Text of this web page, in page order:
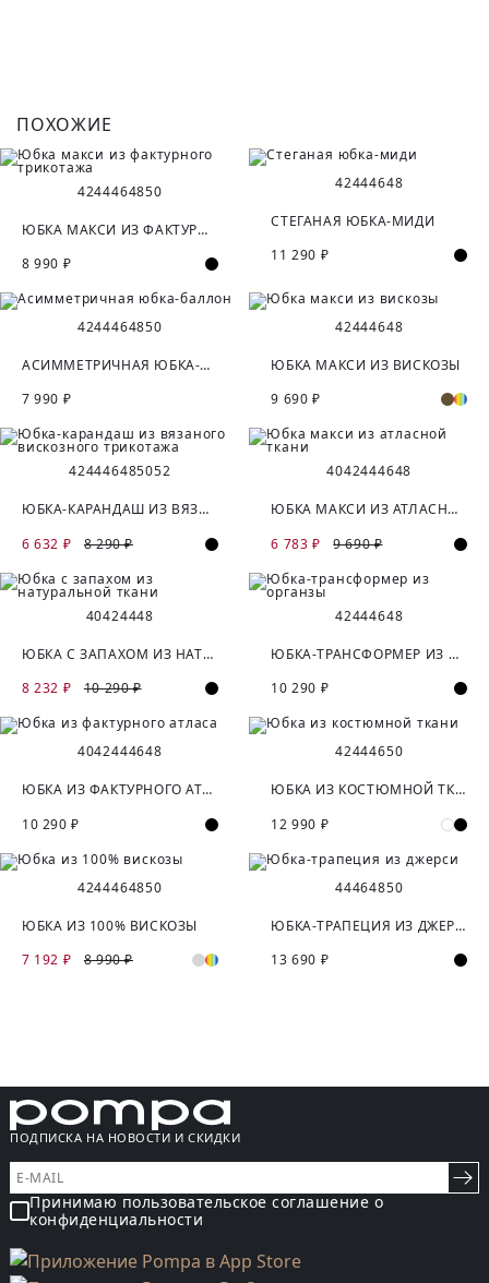
ПОХОЖИЕ
4244464850
ЮБКА МАКСИ ИЗ ФАКТУРНОГО ТРИКОТАЖА
8 990 ₽
42444648
СТЕГАНАЯ ЮБКА-МИДИ
11 290 ₽
4244464850
АСИММЕТРИЧНАЯ ЮБКА-БАЛЛОН
7 990 ₽
42444648
ЮБКА МАКСИ ИЗ ВИСКОЗЫ
9 690 ₽
424446485052
ЮБКА-КАРАНДАШ ИЗ ВЯЗАНОГО ВИСКОЗНОГО ТРИКОТАЖА
6 632 ₽
8 290 ₽
4042444648
ЮБКА МАКСИ ИЗ АТЛАСНОЙ ТКАНИ
6 783 ₽
9 690 ₽
40424448
ЮБКА С ЗАПАХОМ ИЗ НАТУРАЛЬНОЙ ТКАНИ
8 232 ₽
10 290 ₽
42444648
ЮБКА-ТРАНСФОРМЕР ИЗ ОРГАНЗЫ
10 290 ₽
4042444648
ЮБКА ИЗ ФАКТУРНОГО АТЛАСА
10 290 ₽
42444650
ЮБКА ИЗ КОСТЮМНОЙ ТКАНИ
12 990 ₽
4244464850
ЮБКА ИЗ 100% ВИСКОЗЫ
7 192 ₽
8 990 ₽
44464850
ЮБКА-ТРАПЕЦИЯ ИЗ ДЖЕРСИ
13 690 ₽
ПОДПИСКА НА НОВОСТИ И СКИДКИ
Принимаю пользовательское соглашение о
конфиденциальности